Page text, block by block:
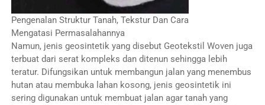
Pengenalan Struktur Tanah, Tekstur Dan Cara
Mengatasi Permasalahannya
Namun, jenis geosintetik yang disebut Geotekstil Woven juga
terbuat dari serat kompleks dan ditenun sehingga lebih
teratur. Difungsikan untuk membangun jalan yang menembus
hutan atau membuka lahan kosong, jenis geosintetik ini
sering digunakan untuk membuat jalan agar tanah yang